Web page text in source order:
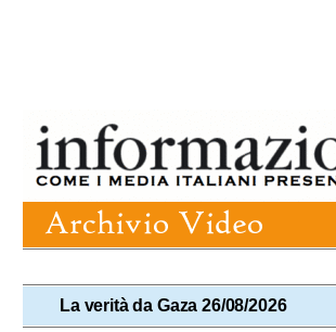
La verità da Gaza 26/08/2026